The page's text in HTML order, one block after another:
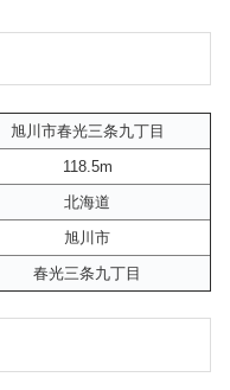
旭川市春光三条九丁目
118.5m
北海道
旭川市
春光三条九丁目